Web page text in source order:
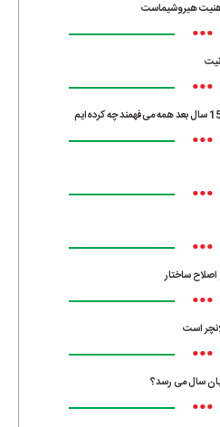
هیروشیماست
•••
•••
•••
•••
•••
ساختار
•••
است
•••
سال می رسد؟
•••